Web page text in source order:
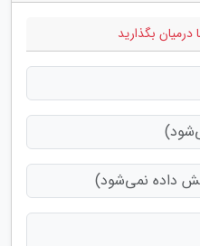
درمیان بگذارید